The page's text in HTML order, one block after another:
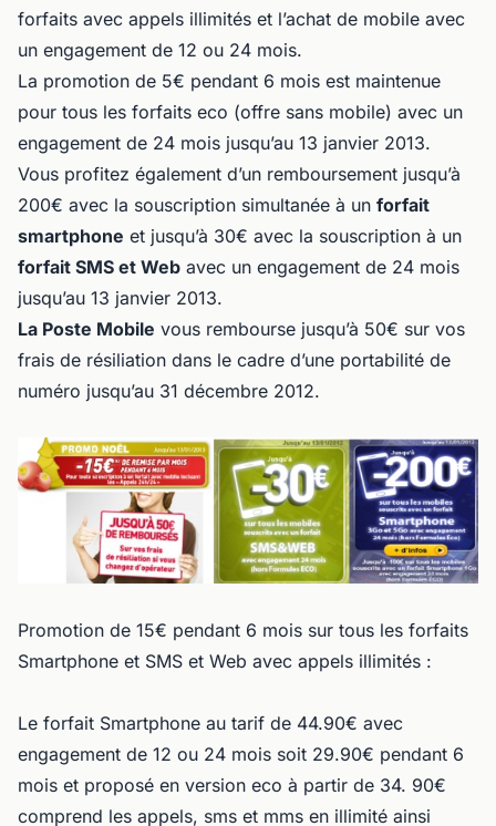
forfaits avec appels illimités et l’achat de mobile avec
un engagement de 12 ou 24 mois.
La promotion de 5€ pendant 6 mois est maintenue
pour tous les forfaits eco (offre sans mobile) avec un
engagement de 24 mois jusqu’au 13 janvier 2013.
Vous profitez également d’un remboursement jusqu’à
200€ avec la souscription simultanée à un forfait
smartphone et jusqu’à 30€ avec la souscription à un
forfait SMS et Web avec un engagement de 24 mois
jusqu’au 13 janvier 2013.
La Poste Mobile vous rembourse jusqu’à 50€ sur vos
frais de résiliation dans le cadre d’une portabilité de
numéro jusqu’au 31 décembre 2012.
Promotion de 15€ pendant 6 mois sur tous les forfaits
Smartphone et SMS et Web avec appels illimités :
Le forfait Smartphone au tarif de 44.90€ avec
engagement de 12 ou 24 mois soit 29.90€ pendant 6
mois et proposé en version eco à partir de 34. 90€
comprend les appels, sms et mms en illimité ainsi